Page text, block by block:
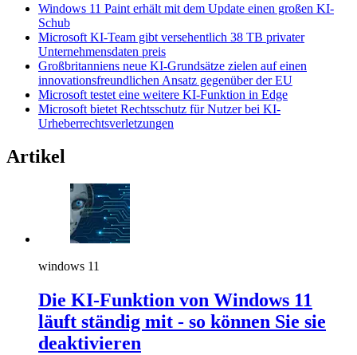
Windows 11 Paint erhält mit dem Update einen großen KI-
Schub
Microsoft KI-Team gibt versehentlich 38 TB privater
Unternehmensdaten preis
Großbritanniens neue KI-Grundsätze zielen auf einen
innovationsfreundlichen Ansatz gegenüber der EU
Microsoft testet eine weitere KI-Funktion in Edge
Microsoft bietet Rechtsschutz für Nutzer bei KI-
Urheberrechtsverletzungen
Artikel
windows 11
Die KI-Funktion von Windows 11
läuft ständig mit - so können Sie sie
deaktivieren